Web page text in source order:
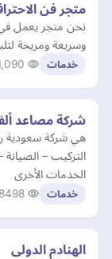
متجر فن
نحن متجر يعمل
وسريعة ومريحة
خدمات
شركة مصاعد
هي شركة سعودية
التركيب –
الخدمات الأخرى
خدمات
الهنادم الدولي